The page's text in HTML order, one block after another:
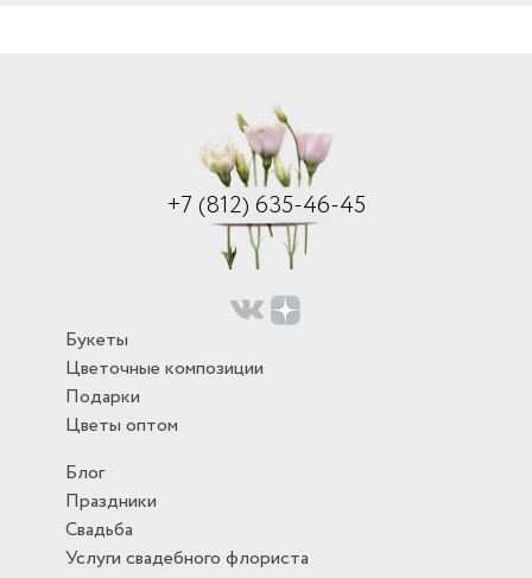
+7 (812) 635-46-45
Букеты
Цветочные композиции
Подарки
Цветы оптом
Блог
Праздники
Свадьба
Услуги свадебного флориста